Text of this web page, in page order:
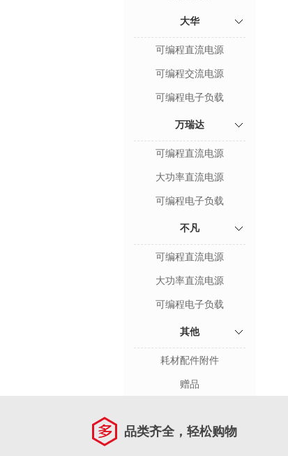
大华
可编程直流电源
可编程交流电源
可编程电子负载
万瑞达
可编程直流电源
大功率直流电源
可编程电子负载
不凡
可编程直流电源
大功率直流电源
可编程电子负载
其他
耗材配件附件
赠品
品类齐全，轻松购物